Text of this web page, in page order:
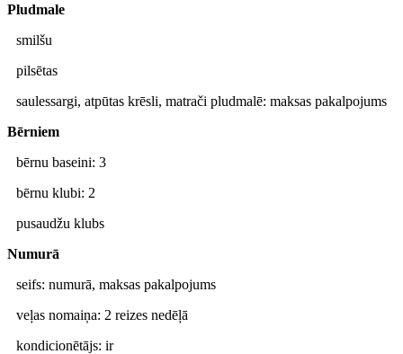
Pludmale
smilšu
pilsētas
saulessargi, atpūtas krēsli, matrači pludmalē: maksas pakalpojums
Bērniem
bērnu baseini: 3
bērnu klubi: 2
pusaudžu klubs
Numurā
seifs: numurā, maksas pakalpojums
veļas nomaiņa: 2 reizes nedēļā
kondicionētājs: ir